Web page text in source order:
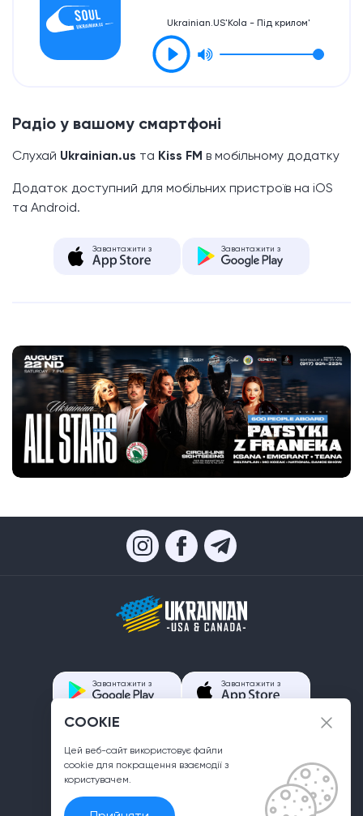
Ukrainian.US'Kola - Під крилом'
Радіо у вашому смартфоні
Слухай Ukrainian.us та Kiss FM в мобільному додатку
Додаток доступний для мобільних пристроїв на iOS
та Android.
Завантажити з Завантажити з
Завантажити з Завантажити з
info@ukrainian.us
COOKIE
Цей веб-сайт використовує файли
сookie для покращення взаємодії з
користувачем.